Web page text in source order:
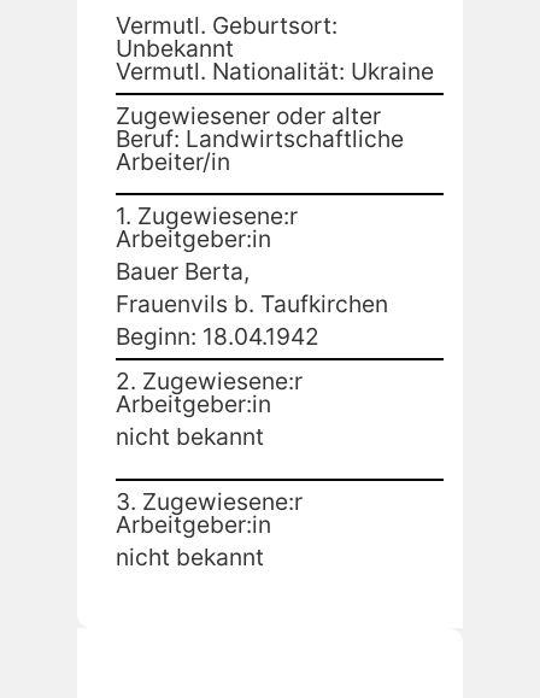
Vermutl. Geburtsort:
Unbekannt
Vermutl. Nationalität: Ukraine
Zugewiesener oder alter
Beruf: Landwirtschaftliche
Arbeiter/in
1. Zugewiesene:r
Arbeitgeber:in
Bauer Berta,
Frauenvils b. Taufkirchen
Beginn: 18.04.1942
2. Zugewiesene:r
Arbeitgeber:in
nicht bekannt
3. Zugewiesene:r
Arbeitgeber:in
nicht bekannt